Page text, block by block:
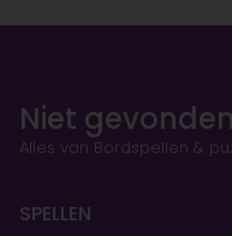
Niet
Alles van Bordspellen &
SPELLEN